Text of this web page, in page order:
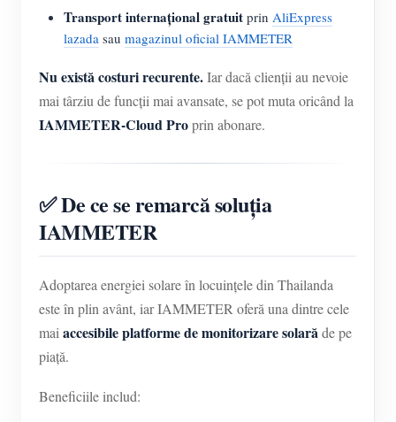
Transport internațional gratuit prin AliExpress
lazada sau magazinul oficial IAMMETER
Nu există costuri recurente.Iar dacă clienții au nevoie
mai târziu de funcții mai avansate, se pot muta oricând la
IAMMETER-Cloud Proprin abonare.
✅ De ce se remarcă soluția
IAMMETER
Adoptarea energiei solare în locuințele din Thailanda
este în plin avânt, iar IAMMETER oferă una dintre cele
mai accesibile platforme de monitorizare solarăde pe
piață.
Beneficiile includ: